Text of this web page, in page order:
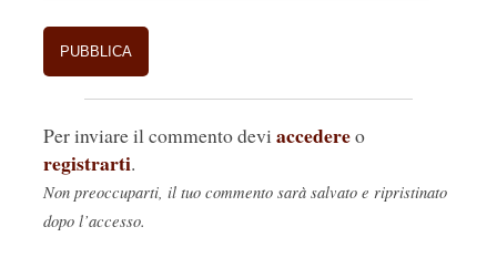
Per inviare il commento devi accedereo
registrarti.
Non preoccuparti, il tuo commento sarà salvato e ripristinato
dopo l’accesso.